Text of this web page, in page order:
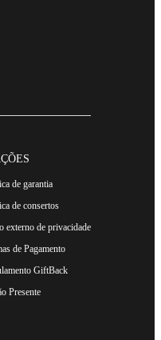
de garantia
de consertos
externo de privacidade
de Pagamento
GiftBack
Presente